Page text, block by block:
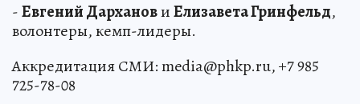
-Евгений ДархановиЕлизавета Гринфельд,
волонтеры, кемп-лидеры.
Аккредитация СМИ: media@phkp.ru, +7 985
725-78-08